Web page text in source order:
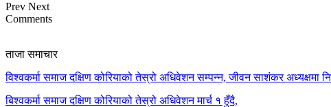
Prev Next
Comments
ताजा समाचार
विश्वकर्मा समाज दक्षिण कोरियाको तेस्रो अधिवेशन सम्पन्न, जीवन साशंकर अध्यक्षमा
बिश्वकर्मा समाज दक्षिण कोरियाको तेस्रो अधिवेशन मार्च १ हुँदै,